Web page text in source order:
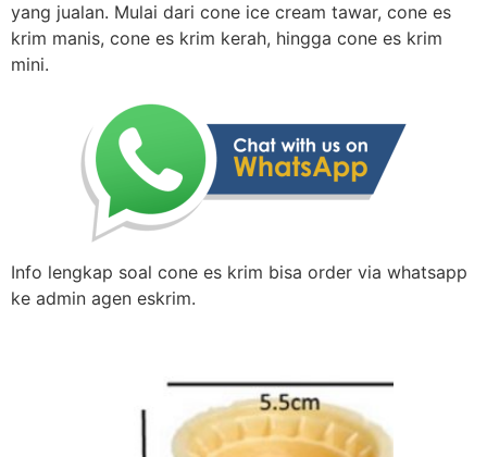
yang jualan. Mulai dari cone ice cream tawar, cone es
krim manis, cone es krim kerah, hingga cone es krim
mini.
Info lengkap soal cone es krim bisa order via whatsapp
ke admin agen eskrim.